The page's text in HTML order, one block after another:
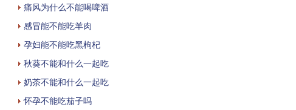
痛风为什么不能喝啤酒
感冒能不能吃羊肉
孕妇能不能吃黑枸杞
秋葵不能和什么一起吃
奶茶不能和什么一起吃
怀孕不能吃茄子吗